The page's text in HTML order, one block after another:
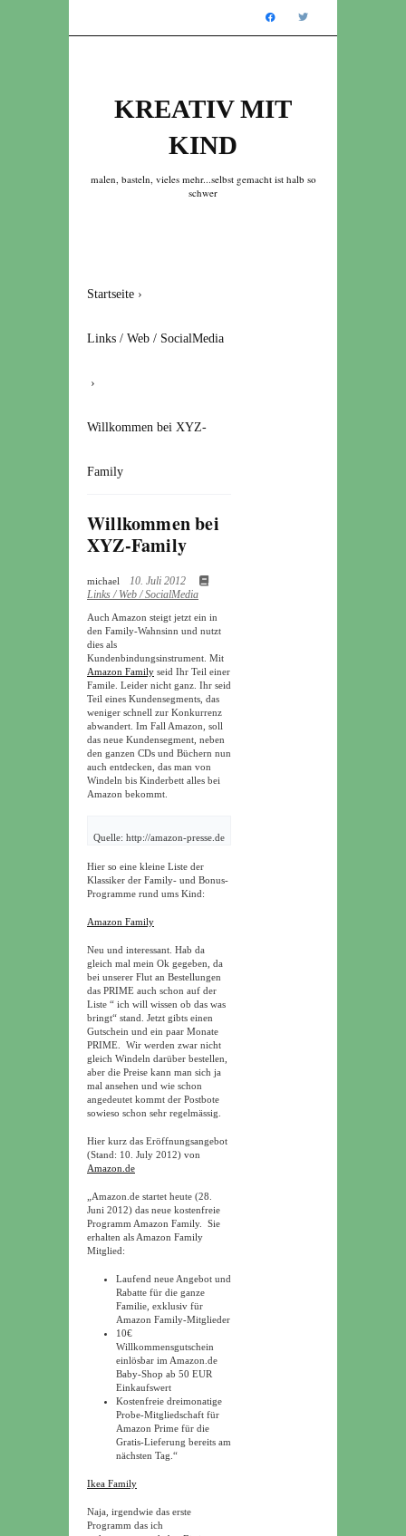
KREATIV MIT
KIND
malen, basteln, vieles mehr...selbst gemacht ist halb so
schwer
Startseite ›
Links / Web / SocialMedia
›
Willkommen bei XYZ-
Family
Willkommen bei
XYZ-Family
michael
10. Juli 2012
Links / Web / SocialMedia
Auch Amazon steigt jetzt ein in
den Family-Wahnsinn und nutzt
dies als
Kundenbindungsinstrument. Mit
Amazon Family seid Ihr Teil einer
Famile. Leider nicht ganz. Ihr seid
Teil eines Kundensegments, das
weniger schnell zur Konkurrenz
abwandert. Im Fall Amazon, soll
das neue Kundensegment, neben
den ganzen CDs und Büchern nun
auch entdecken, das man von
Windeln bis Kinderbett alles bei
Amazon bekommt.
Quelle: http://amazon-presse.de
Hier so eine kleine Liste der
Klassiker der Family- und Bonus-
Programme rund ums Kind:
Amazon Family
Neu und interessant. Hab da
gleich mal mein Ok gegeben, da
bei unserer Flut an Bestellungen
das PRIME auch schon auf der
Liste “ ich will wissen ob das was
bringt“ stand. Jetzt gibts einen
Gutschein und ein paar Monate
PRIME. Wir werden zwar nicht
gleich Windeln darüber bestellen,
aber die Preise kann man sich ja
mal ansehen und wie schon
angedeutet kommt der Postbote
sowieso schon sehr regelmässig.
Hier kurz das Eröffnungsangebot
(Stand: 10. July 2012) von
Amazon.de
„Amazon.de startet heute (28.
Juni 2012) das neue kostenfreie
Programm Amazon Family. Sie
erhalten als Amazon Family
Mitglied:
Laufend neue Angebot und
Rabatte für die ganze
Familie, exklusiv für
Amazon Family-Mitglieder
10€
Willkommensgutschein
einlösbar im Amazon.de
Baby-Shop ab 50 EUR
Einkaufswert
Kostenfreie dreimonatige
Probe-Mitgliedschaft für
Amazon Prime für die
Gratis-Lieferung bereits am
nächsten Tag.“
Ikea Family
Naja, irgendwie das erste
Programm das ich